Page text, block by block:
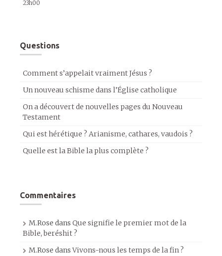
23h00
Questions
Comment s’appelait vraiment Jésus ?
Un nouveau schisme dans l’Église catholique
On a découvert de nouvelles pages du Nouveau
Testament
Qui est hérétique ? Arianisme, cathares, vaudois ?
Quelle est la Bible la plus complète ?
Commentaires
M.Rose dans Que signifie le premier mot de la
Bible, beréshit ?
M.Rose dansVivons-nous les temps de la fin ?